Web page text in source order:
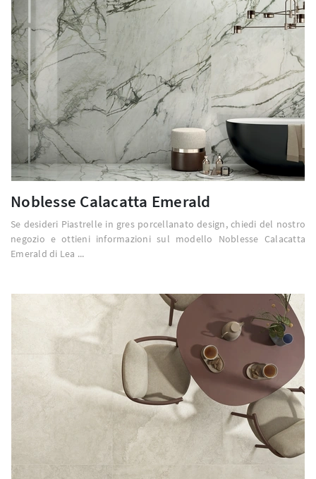
Noblesse Calacatta Emerald
Se desideri Piastrelle in gres porcellanato design, chiedi del nostro
negozio e ottieni informazioni sul modello Noblesse Calacatta
Emerald di Lea ...